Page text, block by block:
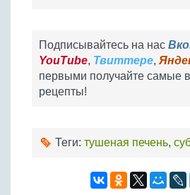
Подписывайтесь на нас
YouTube, Твиттере,
первыми получайте самые
рецепты!
Теги: тушеная печень,